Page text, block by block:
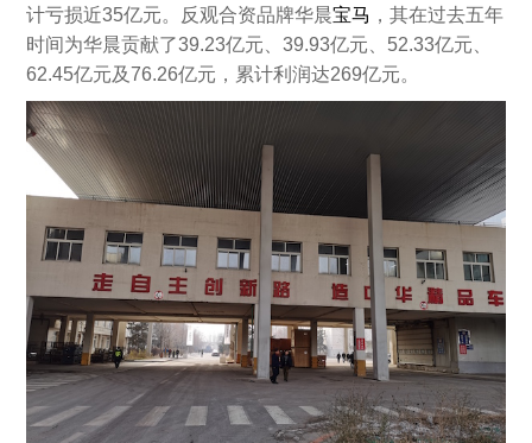
计亏损近35亿元。反观合资品牌华晨宝马 ，其在过去五年
时间为华晨贡献了39.23亿元、39.93亿元、52.33亿元、
62.45亿元及76.26亿元，累计利润达269亿元。